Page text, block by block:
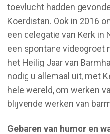
toevlucht hadden
Koerdistan. Ook in 2016
een delegatie van Kerk in
een spontane videogroet
het Heilig Jaar van
nodig u allemaal uit, met
hele wereld, om werken
blijvende werken van
Gebaren van humor en